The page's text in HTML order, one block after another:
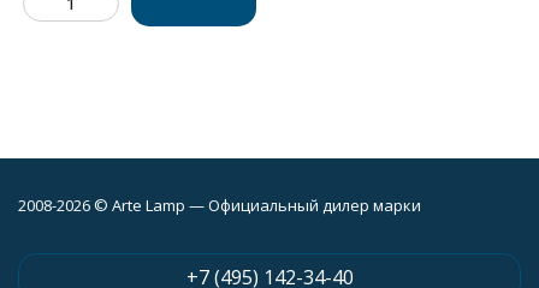
2008-2026 © Arte Lamp — Официальный дилер марки
+7 (495) 142-34-40